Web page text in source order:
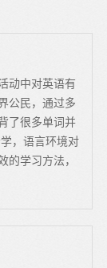
动中对英语有
公民，通过多
了很多单词并
，语言环境对
的学习方法，